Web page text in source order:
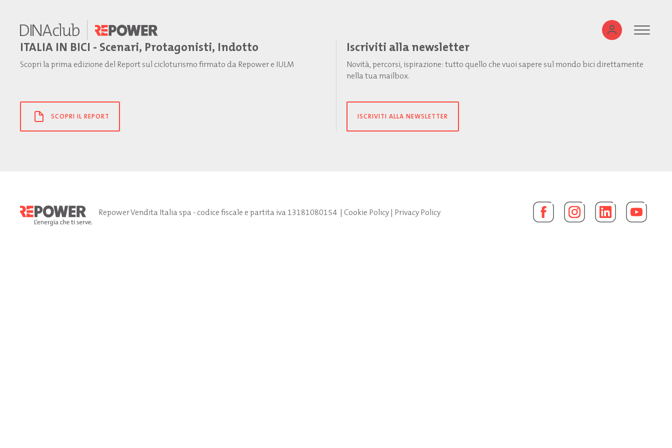
ITALIA IN BICI - Scenari, Protagonisti, Indotto
Scopri la prima edizione del Report sul cicloturismo firmato da Repower e IULM
SCOPRI IL REPORT
Iscriviti alla newsletter
Novità, percorsi, ispirazione: tutto quello che vuoi sapere sul mondo bici direttamente
nella tua mailbox.
ISCRIVITI ALLA NEWSLETTER
Repower Vendita Italia spa - codice fiscale e partita iva 13181080154| Cookie Policy| Privacy Policy